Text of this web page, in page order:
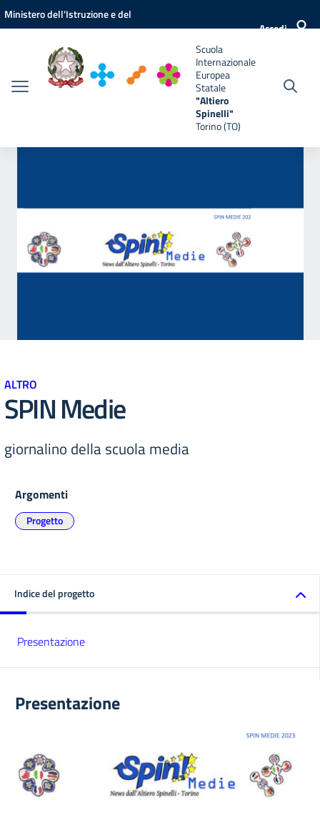
Vai ai contenuti
Vai al menu di navigazione
Vai al footer
Ministero dell'Istruzione e del
Accedi
Scuola
Internazionale
Europea
Statale
"Altiero
Spinelli"
Torino (TO)
ALTRO
SPIN Medie
giornalino della scuola media
Argomenti
Progetto
Indice del progetto
Presentazione
Presentazione